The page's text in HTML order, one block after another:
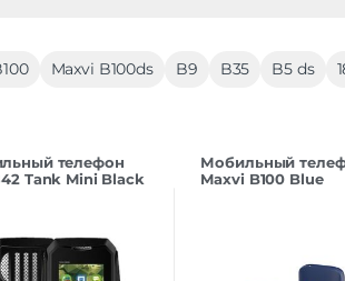
Maxvi B100ds B9 B35 B5 ds
телефон
Tank Mini Black
Мобильный
Maxvi B100 Blue